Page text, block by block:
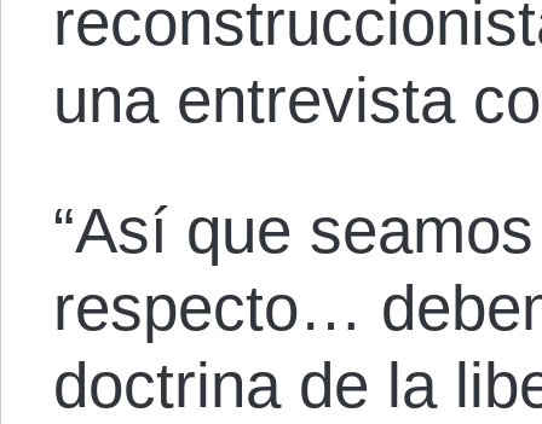
una entrevista
“Así que
respecto…
doctrina de la